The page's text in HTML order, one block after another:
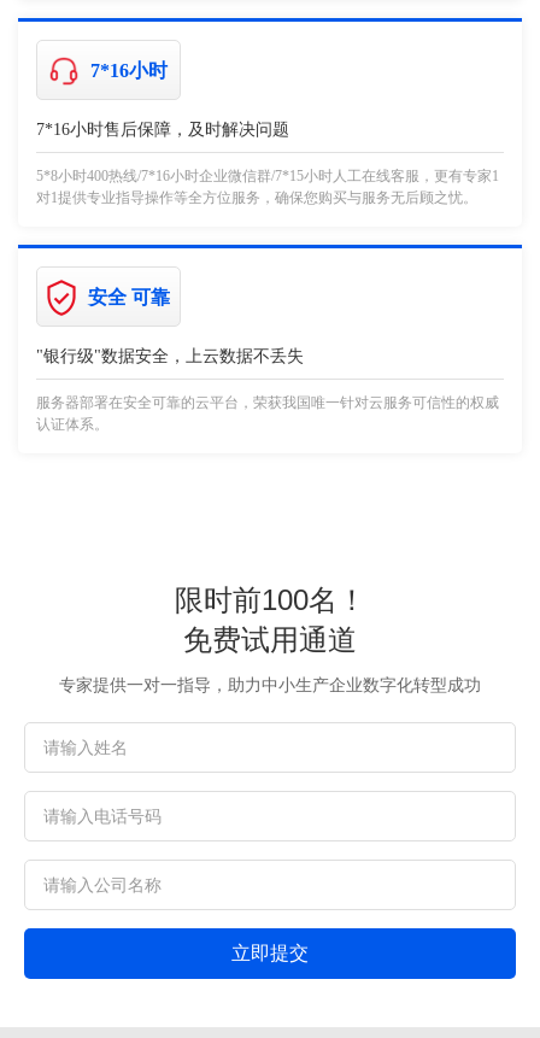
7*16小时
7*16小时售后保障，及时解决问题
5*8小时400热线/7*16小时企业微信群/7*15小时人工在线客服，更有专家1
对1提供专业指导操作等全方位服务，确保您购买与服务无后顾之忧。
安全 可靠
"银行级"数据安全，上云数据不丢失
服务器部署在安全可靠的云平台，荣获我国唯一针对云服务可信性的权威
认证体系。
限时前100名！
免费试用通道
专家提供一对一指导，助力中小生产企业数字化转型成功
立即提交